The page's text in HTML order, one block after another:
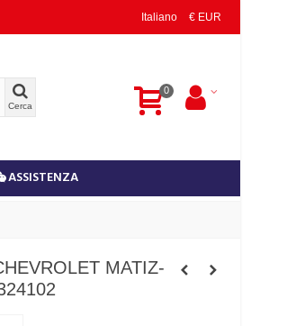
Italiano € EUR
Cerca
0
ASSISTENZA
MATIZ-